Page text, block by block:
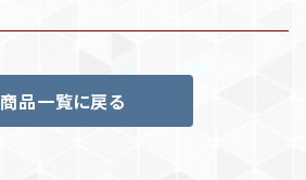
商品一覧に戻る